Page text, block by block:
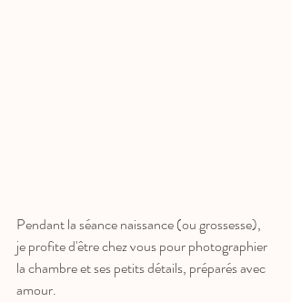
Pendant la séance naissance (ou grossesse),
je profite d'être chez vous pour photographier
la chambre et ses petits détails, préparés avec
amour.